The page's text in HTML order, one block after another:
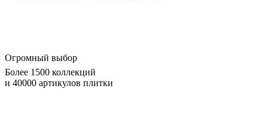
Огромный выбор
Более 1500 коллекций
и 40000 артикулов плитки